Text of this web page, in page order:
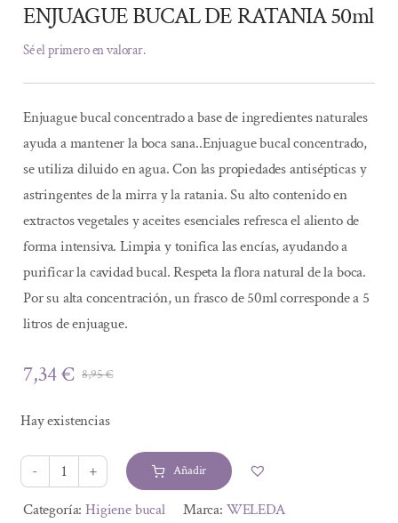
ENJUAGUE BUCAL DE RATANIA 50ml
Sé el primero en valorar.
Enjuague bucal concentrado a base de ingredientes naturales
ayuda a mantener la boca sana..Enjuague bucal concentrado,
se utiliza diluido en agua. Con las propiedades antisépticas y
astringentes de la mirra y la ratania. Su alto contenido en
extractos vegetales y aceites esenciales refresca el aliento de
forma intensiva. Limpia y tonifica las encías, ayudando a
purificar la cavidad bucal. Respeta la flora natural de la boca.
Por su alta concentración, un frasco de 50ml corresponde a 5
litros de enjuague.
8,95€El
era:
8,95 €.
7,34€
El
es:
7,34 €.
Hay existencias
ENJUAGUE
BUCAL
Añadir
Alternative:
Categoría:Higiene bucal Marca: WELEDA